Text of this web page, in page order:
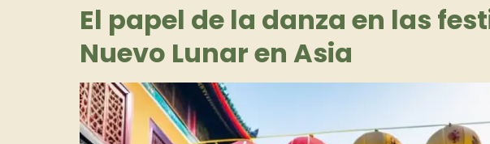
El papel de la danza en las
Nuevo Lunar en Asia